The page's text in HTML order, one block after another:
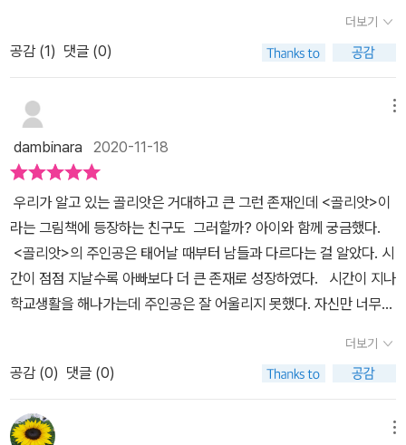
오게 그려서몸집이 매우 컸다는 걸 표현해 주었어요.시간이 지나자
아이들은 서로에게 적응해 가며 학교생활을 잘 했대요.자기는 너무
이지도 않을 정도로 작아서도와줄 생각조차 안 하죠. 얼마나 외로웠
을까...이 곳에는 나와 같은 사람이 없으니까,나와 같은 사람들이 있는
어딘가를 찾아가고 싶어해요.그래서 넓은 바다와 태양으로 여행을 떠
나요.부모님이 걱정하며 바라봅니다.골리앗은 어떻게 되었을까요?제
가 말씀드리면 재미없으니까, 책에서 직접 확인해 보시는 걸로... ^^뒷
표지에서 주인공 아이가 농구 선수가 되어 있는 그림이힌트가 될 것
같네요.남과 비교하여 자신의 다른 점을 긍정적으로 바라보고,자신이
가진 색깔을 더욱 멋지게 풀어내는 게 인생인 것 같아요.우리 아이도
린이들에게 이 책을 추천합니다.[출판사로부터 도서협찬을 받았고 본
인의 주관적인 견해에 의하여 작성함]#골리앗, #시모아바디아, #씨
드북, #신나는새싹149
을 만드는 것이 중요하다.2. 우리는 모두 특별해특별하다는 것은 특
별한 재능이나 외모 때문이 아니라, 나와 같은 사람이 하나도 없기 때
문이다. 골리앗이 훗날 자신의 거구를 장점(강점)으로 승화시켜서 특
별해진다는 의미도 아니다. 마지막 장면에는 검정색이던 친구들 모두
특별해진다. 이 글은 서평이벤트에 당첨되어 출판사로부터 제공받아
작성했습니다.
더보기
공감 (1) 댓글 (0)
dambinara 2020-11-18
우리가 알고 있는 골리앗은 거대하고 큰 그런 존재인데 <골리앗>이
라는 그림책에 등장하는 친구도 그러할까? 아이와 함께 궁금했다.
<골리앗>의 주인공은 태어날 때부터 남들과 다르다는 걸 알았다. 시
간이 점점 지날수록 아빠보다 더 큰 존재로 성장하였다. 시간이 지나
학교생활을 해나가는데 주인공은 잘 어울리지 못했다. 자신만 너무
공. 새로운 곳에서 이것저것을 해보면 낫지 않을까 하는 생각에 도전
을 해보았지만 그것도 그 때뿐..자신이 너무 컸기에 주인공은 자신과
같이 큰 사람을 찾아 나서기로 한다. 주인공은 거친 파도 속으로 자신
을 던졌다. 그러나 바다는 자신의 고민에 대한 답을 주지 않았다.<골
더보기
공감 (0) 댓글 (0)